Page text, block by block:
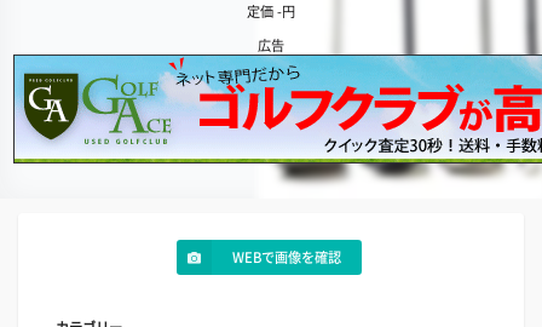
定価 -円
広告
WEBで画像を確認